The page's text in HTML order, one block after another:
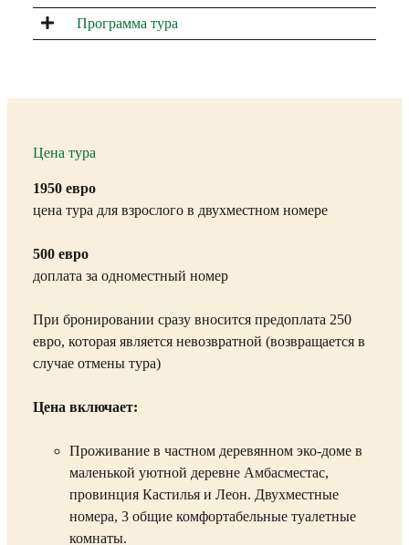
Программа тура
Цена тура
1950 евро
цена тура для взрослого в двухместном номере
500 евро
доплата за одноместный номер
При бронировании сразу вносится предоплата 250
евро, которая является невозвратной (возвращается в
случае отмены тура)
Цена включает:
Проживание в частном деревянном эко-доме в
маленькой уютной деревне Амбасместас,
провинция Кастилья и Леон. Двухместные
номера, 3 общие комфортабельные туалетные
комнаты.